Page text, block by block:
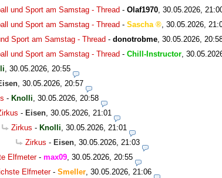
und Sport am Samstag - Thread - Olaf1970 30.05.2026,
und Sport am Samstag - Thread - Sascha
30.05.2026,
Sport am Samstag - Thread - donotrobme 30.05.2026,
und Sport am Samstag - Thread - Chill-Instructor
30.05.2026, 20:55
30.05.2026, 20:57
- Knolli 30.05.2026, 20:58
- Eisen 30.05.2026, 21:01
Zirkus - Knolli 30.05.2026, 21:01
Zirkus - Eisen 30.05.2026, 21:03
Elfmeter- max09 30.05.2026, 20:55
Elfmeter- Smeller 30.05.2026, 21:06